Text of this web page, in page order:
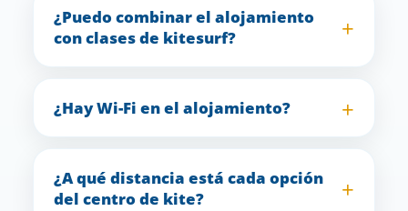
¿Puedo combinar el alojamiento
con clases de kitesurf?
¿Hay Wi-Fi en el alojamiento?
¿A qué distancia está cada opción
del centro de kite?